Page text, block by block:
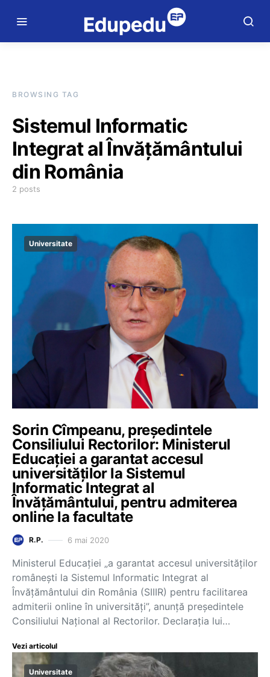
BROWSING TAG
Sistemul Informatic
Integrat al Învăţământului
din România
2 posts
Universitate
Sorin Cîmpeanu, președintele
Consiliului Rectorilor: Ministerul
Educației a garantat accesul
universităților la Sistemul
Informatic Integrat al
Învățământului, pentru admiterea
online la facultate
R.P. 6 mai 2020
Ministerul Educației „a garantat accesul universităților
românești la Sistemul Informatic Integrat al
Învățământului din România (SIIIR) pentru facilitarea
admiterii online în universități”, anunță președintele
Consiliului Național al Rectorilor. Declarația lui…
Vezi articolul
Universitate